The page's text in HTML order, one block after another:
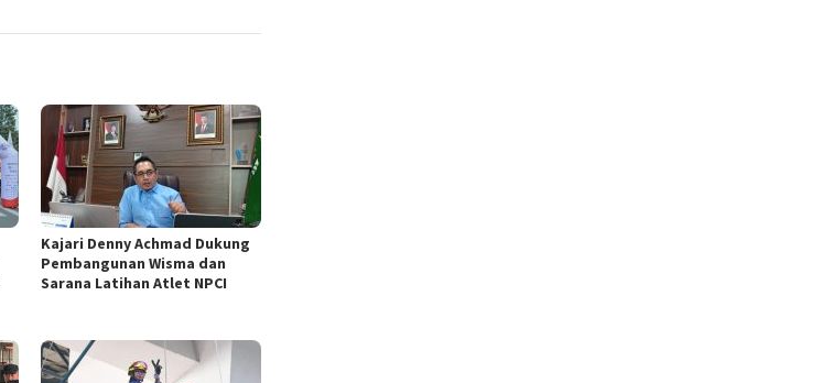
Kajari Denny Achmad Dukung
Pembangunan Wisma dan
Sarana Latihan Atlet NPCI